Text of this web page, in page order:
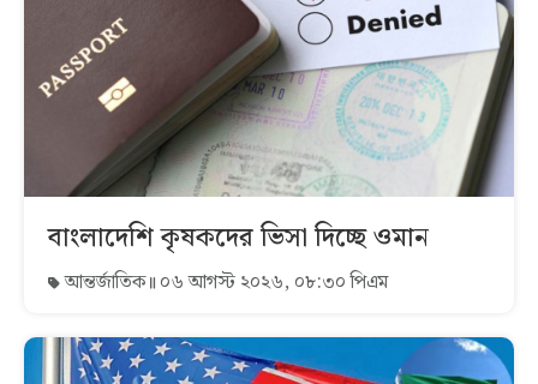
বাংলাদেশি কৃষকদের ভিসা দিচ্ছে ওমান
আন্তর্জাতিক ০৬ আগস্ট ২০২৬, ০৮:৩০ পিএম